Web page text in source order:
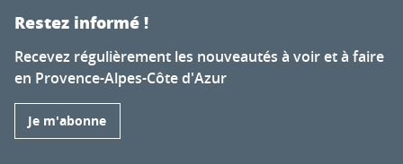
Restez informé !
Recevez régulièrement les nouveautés à voir et à faire
en Provence-Alpes-Côte d'Azur
Je m'abonne